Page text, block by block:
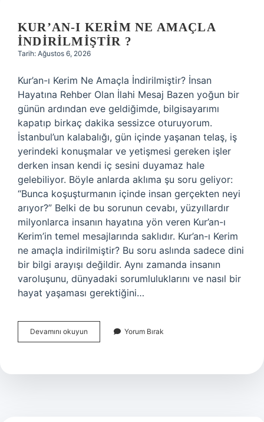
KUR’AN-I KERIM NE AMAÇLA
INDIRILMIŞTIR ?
Tarih: Ağustos 6, 2026
Kur’an-ı Kerim Ne Amaçla İndirilmiştir? İnsan
Hayatına Rehber Olan İlahi Mesaj Bazen yoğun bir
günün ardından eve geldiğimde, bilgisayarımı
kapatıp birkaç dakika sessizce oturuyorum.
İstanbul’un kalabalığı, gün içinde yaşanan telaş, iş
yerindeki konuşmalar ve yetişmesi gereken işler
derken insan kendi iç sesini duyamaz hale
gelebiliyor. Böyle anlarda aklıma şu soru geliyor:
“Bunca koşuşturmanın içinde insan gerçekten neyi
arıyor?” Belki de bu sorunun cevabı, yüzyıllardır
milyonlarca insanın hayatına yön veren Kur’an-ı
Kerim’in temel mesajlarında saklıdır. Kur’an-ı Kerim
ne amaçla indirilmiştir? Bu soru aslında sadece dini
bir bilgi arayışı değildir. Aynı zamanda insanın
varoluşunu, dünyadaki sorumluluklarını ve nasıl bir
hayat yaşaması gerektiğini…
Devamını okuyun
ı
amaçla
Yorum Bırak